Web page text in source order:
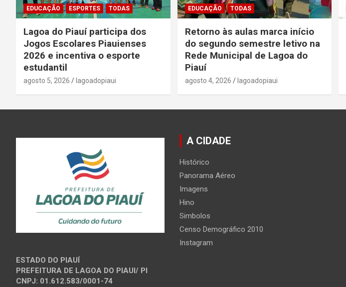
EDUCAÇÃO ESPORTES TODAS
Lagoa do Piauí participa dos
Jogos Escolares Piauienses
2026 e incentiva o esporte
estudantil
agosto 5, 2026 lagoadopiaui
EDUCAÇÃO TODAS
Retorno às aulas marca início
do segundo semestre letivo na
Rede Municipal de Lagoa do
Piauí
agosto 4, 2026 lagoadopiaui
ESTADO DO PIAUÍ
PREFEITURA DE LAGOA DO PIAUI/ PI
CNPJ: 01.612.583/0001-74
A CIDADE
Histórico
Panorama Aéreo
Imagens
Hino
Simbolos
Censo Demográfico 2010
Instagram